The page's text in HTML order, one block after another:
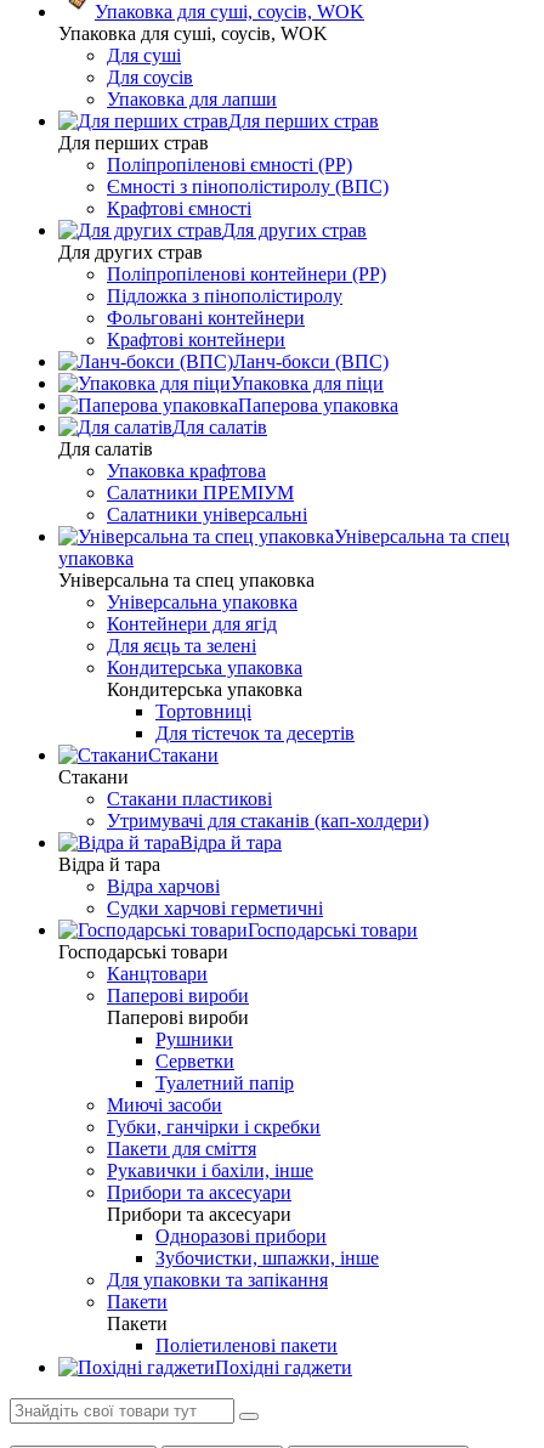
Упаковка для суші, соусів, WOK
Упаковка для суші, соусів, WOK
Для суші
Для соусів
Упаковка для лапши
Для перших страв
Для перших страв
Поліпропіленові ємності (PP)
Ємності з пінополістиролу (ВПС)
Крафтові ємності
Для других страв
Для других страв
Поліпропіленові контейнери (PP)
Підложка з пінополістиролу
Фольговані контейнери
Крафтові контейнери
Ланч-бокси (ВПС)
Упаковка для піци
Паперова упаковка
Для салатів
Для салатів
Упаковка крафтова
Салатники ПРЕМІУМ
Салатники універсальні
Універсальна та спец
упаковка
Універсальна та спец упаковка
Універсальна упаковка
Контейнери для ягід
Для яєць та зелені
Кондитерська упаковка
Кондитерська упаковка
Тортовниці
Для тістечок та десертів
Стакани
Стакани
Стакани пластикові
Утримувачі для стаканів (кап-холдери)
Відра й тара
Відра й тара
Відра харчові
Судки харчові герметичні
Господарські товари
Господарські товари
Канцтовари
Паперові вироби
Паперові вироби
Рушники
Серветки
Туалетний папір
Миючі засоби
Губки, ганчірки і скребки
Пакети для сміття
Рукавички і бахіли, інше
Прибори та аксесуари
Прибори та аксесуари
Одноразові прибори
Зубочистки, шпажки, інше
Для упаковки та запікання
Пакети
Пакети
Поліетиленові пакети
Похідні гаджети